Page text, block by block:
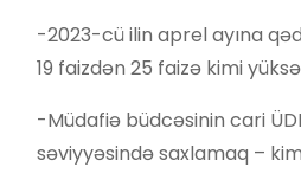
-2023-cü ilin aprel ayına
19 faizdən 25 faizə kimi
-Müdafiə büdcəsinin cari
səviyyəsində saxlamaq –